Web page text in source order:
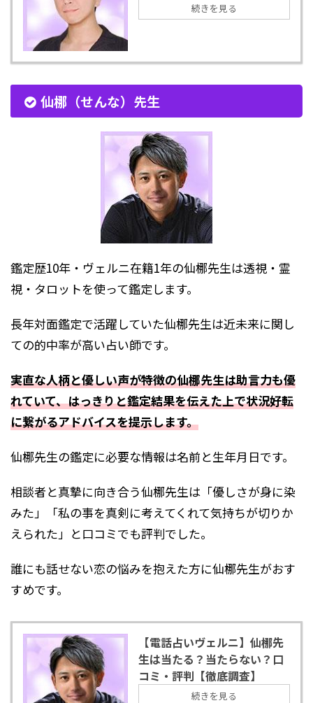
続きを見る
仙梛（せんな）先生
鑑定歴10年・ヴェルニ在籍1年の仙梛先生は透視・霊
視・タロットを使って鑑定します。
長年対面鑑定で活躍していた仙梛先生は近未来に関し
ての的中率が高い占い師です。
実直な人柄と優しい声が特徴の仙梛先生は助言力も優
れていて、はっきりと鑑定結果を伝えた上で状況好転
に繋がるアドバイスを提示します。
仙梛先生の鑑定に必要な情報は名前と生年月日です。
相談者と真摯に向き合う仙梛先生は「優しさが身に染
みた」「私の事を真剣に考えてくれて気持ちが切りか
えられた」と口コミでも評判でした。
誰にも話せない恋の悩みを抱えた方に仙梛先生がおす
すめです。
【電話占いヴェルニ】仙梛先
生は当たる？当たらない？口
コミ・評判【徹底調査】
続きを見る